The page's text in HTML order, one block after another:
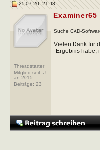
25.07.20, 21:08
Threadstarter
Mitglied seit: J
an 2015
Beiträge: 23
Examiner65
Suche CAD-
Vielen Dank für
-Ergebnis habe,